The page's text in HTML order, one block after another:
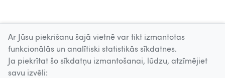
Ar Jūsu piekrišanu šajā vietnē var tikt izmantotas
funkcionālās un analītiski statistikās sīkdatnes.
Ja piekrītat šo sīkdatņu izmantošanai, lūdzu, atzīmējiet
savu izvēli: